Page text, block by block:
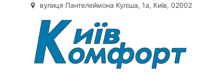
вулиця Пантелеймона Куліша, 1а, Київ, 02002